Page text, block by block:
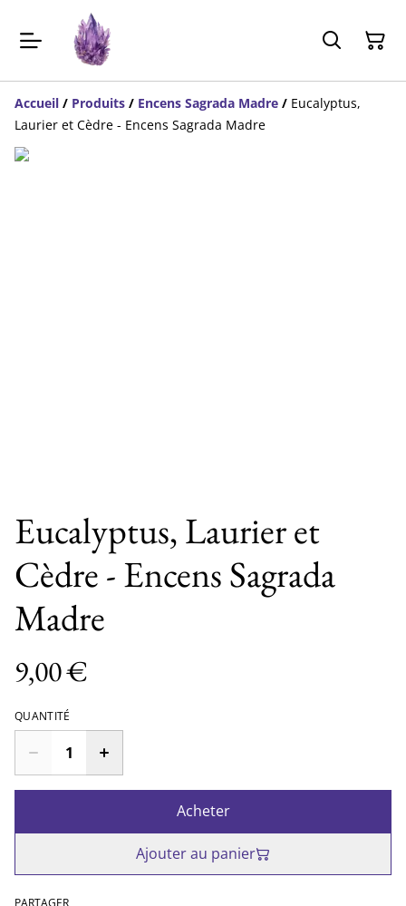
Accueil / Produits / Encens Sagrada Madre / Eucalyptus,
Laurier et Cèdre - Encens Sagrada Madre
Eucalyptus, Laurier et
Cèdre - Encens Sagrada
Madre
9,00 €
QUANTITÉ
Acheter
Ajouter au panier
PARTAGER